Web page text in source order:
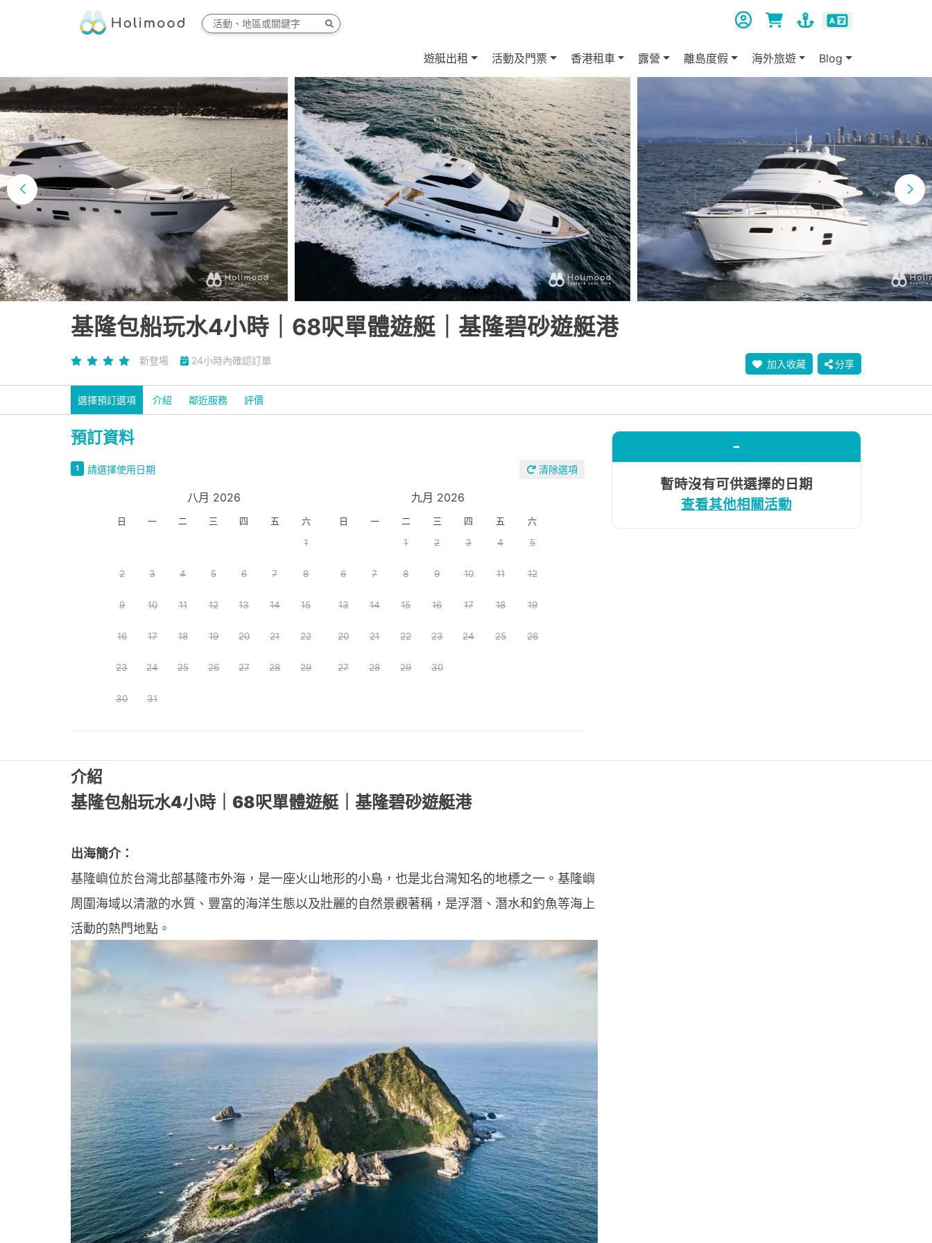
遊艇出租 活動及門票 香港租車 露營 離島度假 海外旅遊 Blog
基隆包船玩水4小時｜68呎單體遊艇｜基隆碧砂遊艇港
新登場 24小時內確認訂單 加入收藏 分享
選擇預訂選項 介紹 鄰近服務 評價
預訂資料
清除選項
1 請選擇使用日期
八月 2026
日 一 二 三 四 五
六
1
2 3 4 5 6 7 8
9 10 11 12 13 14 15
16 17 18 19 20 21 22
23 24 25 26 27 28 29
30 31
九月 2026
日 一 二 三 四 五
六
1
2 3 4 5
6 7 8 9 10 11 12
13 14 15 16 17 18 19
20 21 22 23 24 25 26
27 28 29 30
-
暫時沒有可供選擇的日期
查看其他相關活動
介紹
基隆包船玩水4小時｜68呎單體遊艇｜基隆碧砂遊艇港
出海簡介：
基隆嶼位於台灣北部基隆市外海，是一座火山地形的小島，也是北台灣知名的地標之一。基隆嶼
周圍海域以清澈的水質、豐富的海洋生態以及壯麗的自然景觀著稱，是浮潛、潛水和釣魚等海上
活動的熱門地點。